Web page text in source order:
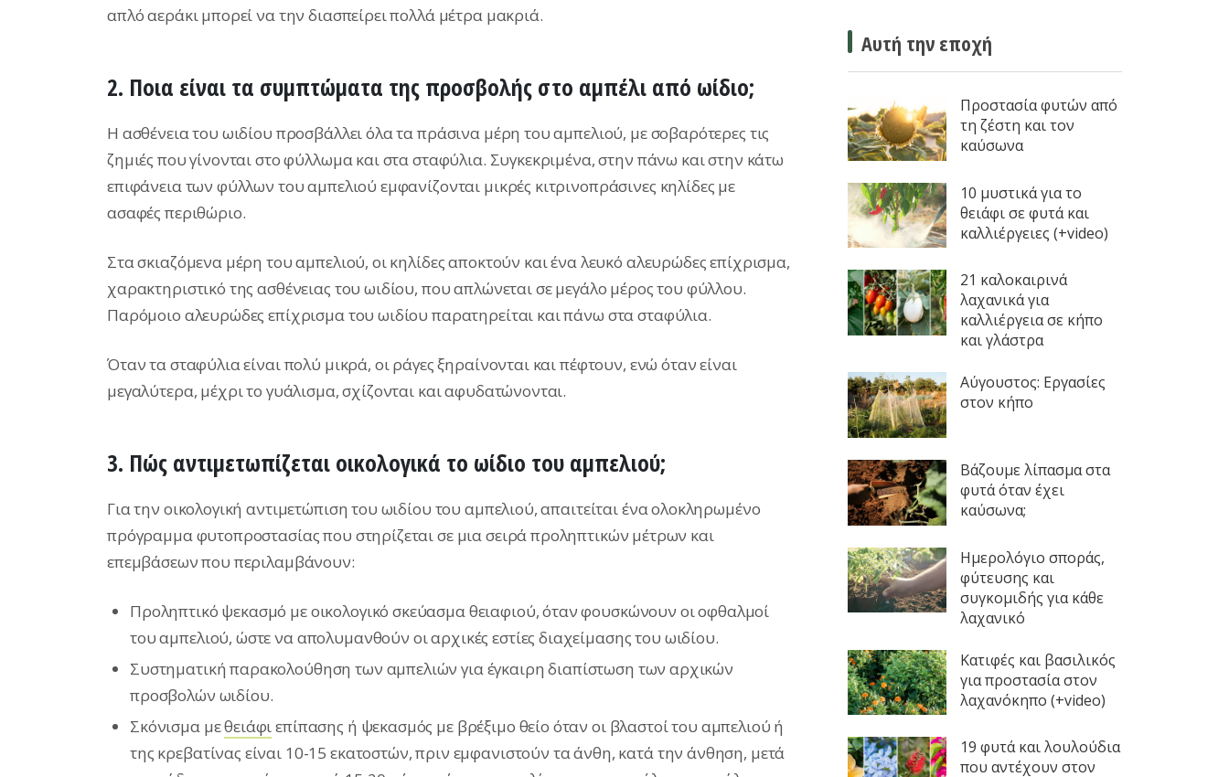
απλό αεράκι μπορεί να την διασπείρει πολλά μέτρα μακριά.
2. Ποια είναι τα συμπτώματα της προσβολής στο αμπέλι από ωίδιο;
Η ασθένεια του ωιδίου προσβάλλει όλα τα πράσινα μέρη του αμπελιού, με σοβαρότερες τις
ζημιές που γίνονται στο φύλλωμα και στα σταφύλια. Συγκεκριμένα, στην πάνω και στην κάτω
επιφάνεια των φύλλων του αμπελιού εμφανίζονται μικρές κιτρινοπράσινες κηλίδες με
ασαφές περιθώριο.
Στα σκιαζόμενα μέρη του αμπελιού, οι κηλίδες αποκτούν και ένα λευκό αλευρώδες επίχρισμα,
χαρακτηριστικό της ασθένειας του ωιδίου, που απλώνεται σε μεγάλο μέρος του φύλλου.
Παρόμοιο αλευρώδες επίχρισμα του ωιδίου παρατηρείται και πάνω στα σταφύλια.
Όταν τα σταφύλια είναι πολύ μικρά, οι ράγες ξηραίνονται και πέφτουν, ενώ όταν είναι
μεγαλύτερα, μέχρι το γυάλισμα, σχίζονται και αφυδατώνονται.
3. Πώς αντιμετωπίζεται οικολογικά το ωίδιο του αμπελιού;
Για την οικολογική αντιμετώπιση του ωιδίου του αμπελιού, απαιτείται ένα ολοκληρωμένο
πρόγραμμα φυτοπροστασίας που στηρίζεται σε μια σειρά προληπτικών μέτρων και
επεμβάσεων που περιλαμβάνουν:
Προληπτικό ψεκασμό με οικολογικό σκεύασμα θειαφιού, όταν φουσκώνουν οι οφθαλμοί
του αμπελιού, ώστε να απολυμανθούν οι αρχικές εστίες διαχείμασης του ωιδίου.
Συστηματική παρακολούθηση των αμπελιών για έγκαιρη διαπίστωση των αρχικών
προσβολών ωιδίου.
Σκόνισμα μεθειάφιεπίπασης ή ψεκασμός με βρέξιμο θείο όταν οι βλαστοί του αμπελιού ή
της κρεβατίνας είναι 10-15 εκατοστών, πριν εμφανιστούν τα άνθη, κατά την άνθηση, μετά
Αυτή την εποχή
Προστασία φυτών από
τη ζέστη και τον
καύσωνα
10 μυστικά για το
θειάφι σε φυτά και
καλλιέργειες (+video)
21 καλοκαιρινά
λαχανικά για
καλλιέργεια σε κήπο
και γλάστρα
Αύγουστος: Εργασίες
στον κήπο
Βάζουμε λίπασμα στα
φυτά όταν έχει
καύσωνα;
Ημερολόγιο σποράς,
φύτευσης και
συγκομιδής για κάθε
λαχανικό
Κατιφές και βασιλικός
για προστασία στον
λαχανόκηπο (+video)
19 φυτά και λουλούδια
που αντέχουν στον